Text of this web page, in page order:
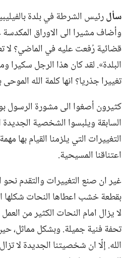
سألرئيس الشرطة في بلدة
وأضاف مشيرا الى الاوراق
قضائية رُفعت عليه في الماضي؟‏
البلدة».‏ لقد كان هذا الرجل سكيرا
تغييرا جذريا؟‏ انها كلمة الله
كثيرون أصغوا الى مشورة الرسول
السابقة ويلبسوا الشخصية
التغييرات التي يلزمنا القيام
اعتناقنا المسيحية.‏
غير ان صنع التغييرات والتقدم
بقطعة خشب اعطاها النحات شكلها
لا يزال امام النحات الكثير من
تحفة فنية جميلة.‏ وبشكل مماثل،‏
الله.‏ إلّا ان شخصيتنا الجديدة لا